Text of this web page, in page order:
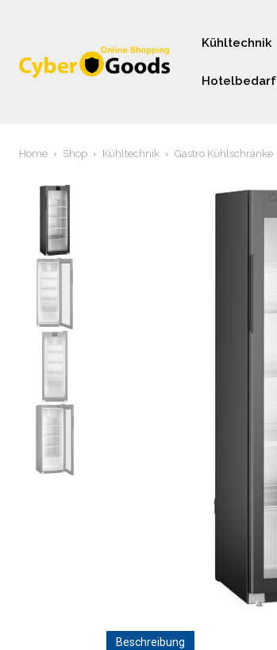
Kühltechnik
Hotelbedarf
Home Shop Kühltechnik Gastro Kühlschränke
Beschreibung